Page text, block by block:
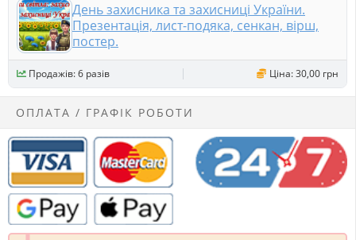
День захисника та захисниці України.
Презентація, лист-подяка, сенкан, вірш,
постер.
Продажів: 6 разів Ціна: 30,00 грн
ОПЛАТА / ГРАФІК РОБОТИ